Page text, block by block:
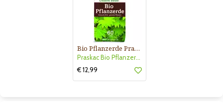
Bio Pflanzerde Praskac
Praskac Bio Pflanzerde
€ 12,99